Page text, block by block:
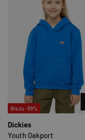
Bis zu -39%
Dickies
Youth Oakport